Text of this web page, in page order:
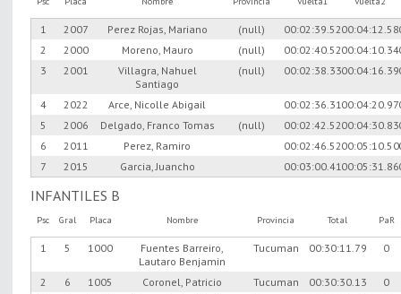
1 2007 Perez Rojas, Mariano (null) 00:02:39.5200:04:12.58
2
2000 Moreno, Mauro (null) 00:02:40.5200:04:10.34
3
2001
Villagra, Nahuel
Santiago
(null) 00:02:38.3300:04:16.39
4 2022 Arce, Nicolle Abigail 00:02:36.3100:04:20.97
5
2006 Delgado, Franco Tomas (null) 00:02:42.5200:04:30.83
6
2011 Perez, Ramiro 00:02:46.5200:05:10.50
7
2015 Garcia, Juancho 00:03:00.4100:05:31.86
INFANTILES B
Psc Gral Placa Nombre Provincia Total PaR
1 5 1000
Fuentes Barreiro,
Lautaro Benjamin
Tucuman 00:30:11.79 0
2 6 1005 Coronel, Patricio Tucuman 00:30:30.13
0